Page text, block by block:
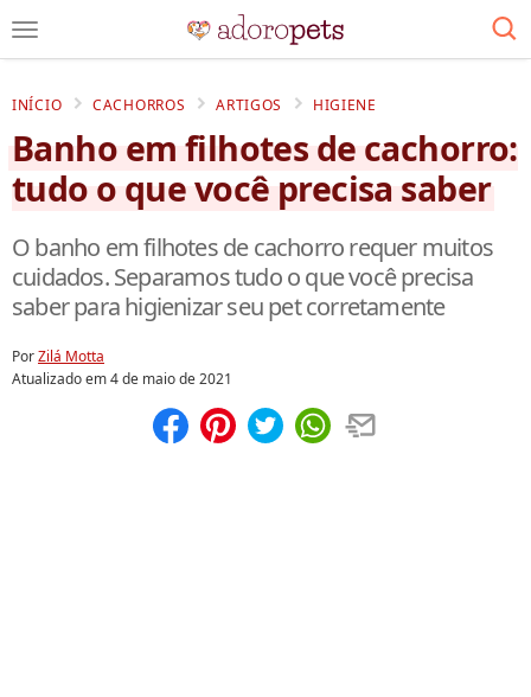
INÍCIO CACHORROS ARTIGOS HIGIENE
Banho em filhotes de cachorro:
tudo o que você precisa saber
O banho em filhotes de cachorro requer muitos
cuidados. Separamos tudo o que você precisa
saber para higienizar seu pet corretamente
PorZilá Motta
Atualizado em4 de maio de 2021